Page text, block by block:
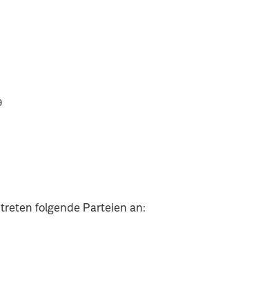
folgende Parteien an: